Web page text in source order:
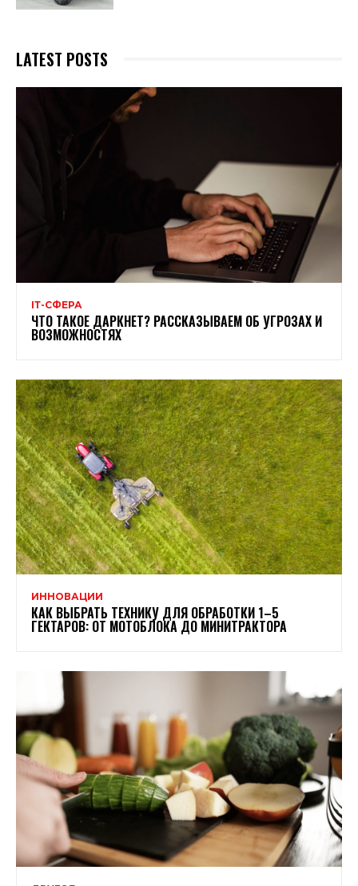
LATEST POSTS
ІТ-СФЕРА
ЧТО ТАКОЕ ДАРКНЕТ? РАССКАЗЫВАЕМ ОБ УГРОЗАХ И
ВОЗМОЖНОСТЯХ
ИННОВАЦИИ
КАК ВЫБРАТЬ ТЕХНИКУ ДЛЯ ОБРАБОТКИ 1–5
ГЕКТАРОВ: ОТ МОТОБЛОКА ДО МИНИТРАКТОРА